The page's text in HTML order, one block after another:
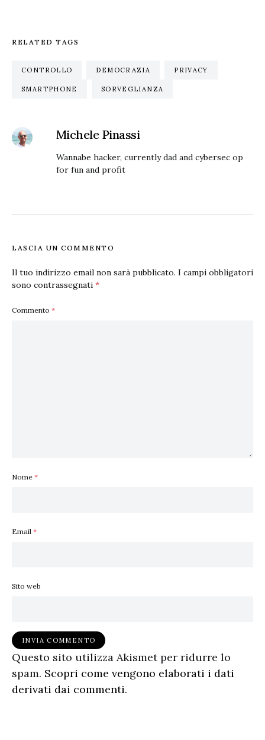
RELATED TAGS
CONTROLLO DEMOCRAZIA PRIVACY
SMARTPHONE SORVEGLIANZA
Michele Pinassi
Wannabe hacker, currently dad and cybersec op
for fun and profit
LASCIA UN COMMENTO
Il tuo indirizzo email non sarà pubblicato. I campi obbligatori
sono contrassegnati *
Commento *
Nome *
Email *
Sito web
Questo sito utilizza Akismet per ridurre lo
spam. Scopri come vengono elaborati i dati
derivati dai commenti.